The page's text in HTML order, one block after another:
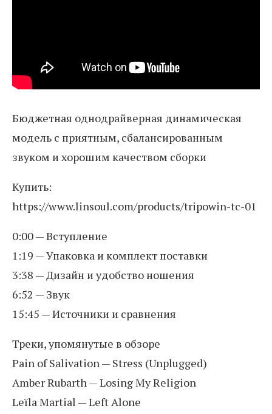
Бюджетная однодрайверная динамическая
модель с приятным, сбалансированным
звуком и хорошим качеством сборки
Купить:
https://www.linsoul.com/products/tripowin-tc-01
0:00 — Вступление
1:19 — Упаковка и комплект поставки
3:38 — Дизайн и удобство ношения
6:52 — Звук
15:45 — Источники и сравнения
Треки, упомянутые в обзоре
Pain of Salivation — Stress (Unplugged)
Amber Rubarth — Losing My Religion
Leïla Martial — Left Alone